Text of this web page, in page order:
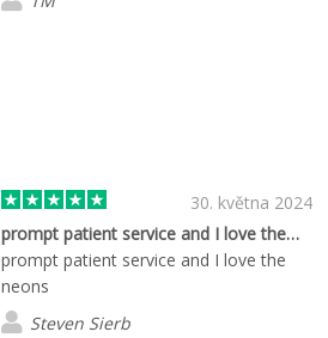
30. května 2024
prompt patient service and I love the…
prompt patient service and I love the
neons
Steven Sierb